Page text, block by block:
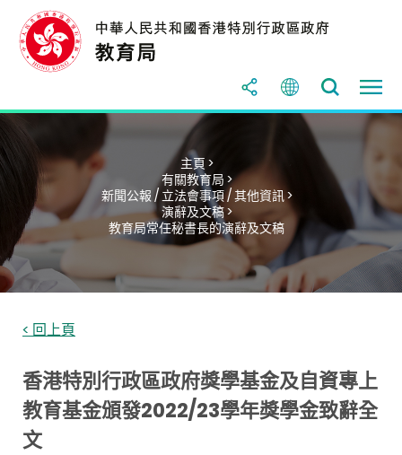
主頁 >
有關教育局 >
新聞公報 / 立法會事項 / 其他資訊 >
演辭及文稿 >
教育局常任秘書長的演辭及文稿
< 回上頁
香港特別行政區政府獎學基金及自資專上
教育基金頒發2022/23學年獎學金致辭全
文